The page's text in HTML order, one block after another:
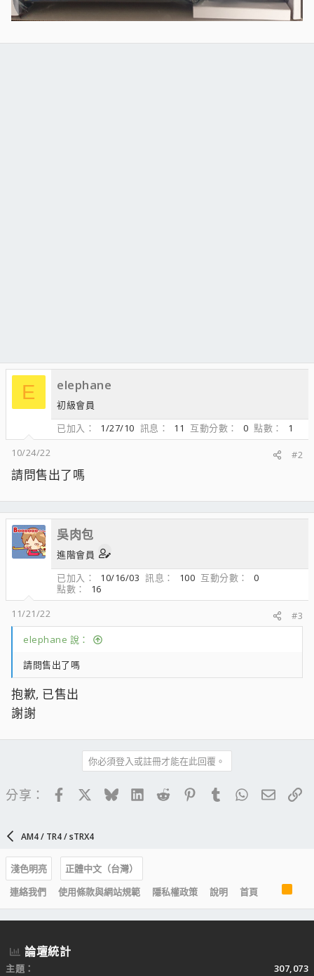
E elephane
初級會員
已加入
1/27/10 訊息 11 互動分數 0 點數
1
10/24/22
#2
請問售出了嗎
吳肉包
進階會員
已加入
10/16/03 訊息 100 互動分數
0
點數
16
11/21/22
#3
elephane 說：
請問售出了嗎
抱歉, 已售出
謝謝
你必須登入或註冊才能在此回覆。
分享： FacebookBlueskyLinkedIn
Reddit PinterestTumblrWhatsApp
電子
AM4 / TR4 / sTRX4
淺色明亮
正體中文（台灣）
連絡我們
使用條款與網站規範 隱私權政策 說明 首頁
R
S
S
論壇統計
主題
307,073